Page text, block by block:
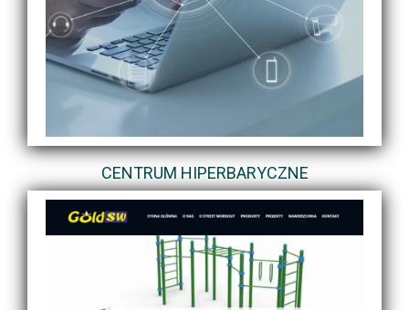
CENTRUM HIPERBARYCZNE